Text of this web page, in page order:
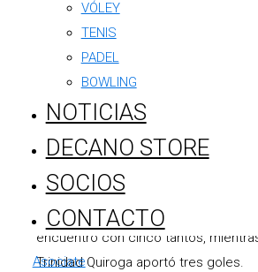
VÓLEY
TENIS
PADEL
BOWLING
NOTICIAS
DECANO STORE
SOCIOS
CONTACTO
Asociate
ventaja de cinco puntos sobre sus
perseguidores, ratificando el gran
colectivo que viene desarrollando el
durante toda la temporada.
También fue sobresaliente la
la Séptima División, que goleó 11 a 1 y
continúa liderando su categoría. Elena
Sánchez Gortari fue la gran figura del
encuentro con cinco tantos,
Trinidad Quiroga aportó tres goles.